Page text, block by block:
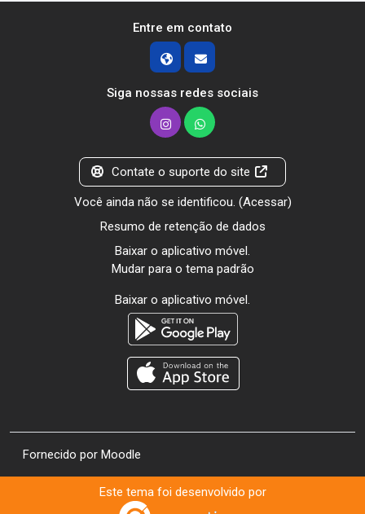
Entre em contato
Siga nossas redes sociais
Contate o suporte do site
Você ainda não se identificou. (Acessar)
Resumo de retenção de dados
Baixar o aplicativo móvel.
Mudar para o tema padrão
Baixar o aplicativo móvel.
Fornecido por Moodle
Este tema foi desenvolvido por